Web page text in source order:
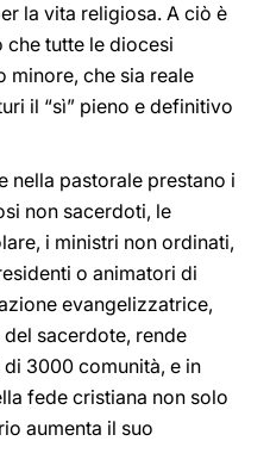
la vita religiosa. A ciò è
tutte le diocesi
minore, che sia reale
il “sì” pieno e definitivo
nella pastorale prestano i
non sacerdoti, le
i ministri non ordinati,
o animatori di
evangelizzatrice,
sacerdote, rende
di 3000 comunità, e in
fede cristiana non solo
aumenta il suo